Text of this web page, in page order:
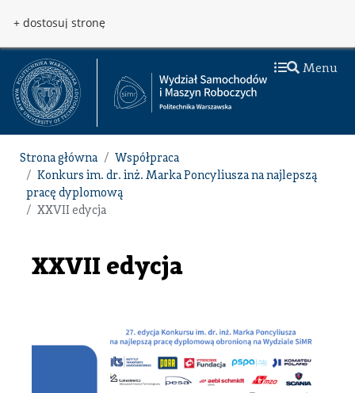
+ dostosuj stronę
Menu
Strona główna
Współpraca
Konkurs im. dr. inż. Marka Poncyliusza na najlepszą
pracę dyplomową
XXVII edycja
XXVII edycja